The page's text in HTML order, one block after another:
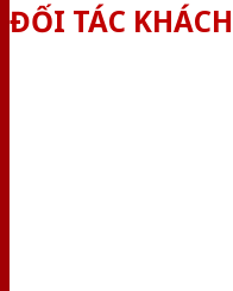
ĐỐI TÁC